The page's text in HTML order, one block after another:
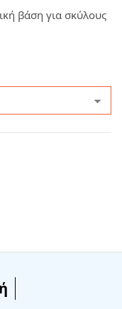
βάση για σκύλους